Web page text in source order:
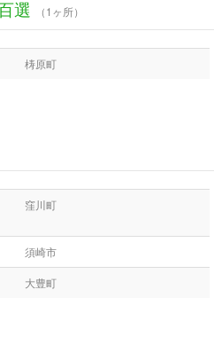
選 （1ヶ所）
梼原町
窪川町
須崎市
大豊町